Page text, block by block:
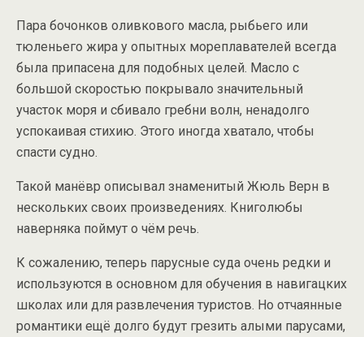
Пара бочонков оливкового масла, рыбьего или
тюленьего жира у опытных мореплавателей всегда
была припасена для подобных целей. Масло с
большой скоростью покрывало значительный
участок моря и сбивало гребни волн, ненадолго
успокаивая стихию. Этого иногда хватало, чтобы
спасти судно.
Такой манёвр описывал знаменитый Жюль Верн в
нескольких своих произведениях. Книголюбы
наверняка поймут о чём речь.
К сожалению, теперь парусные суда очень редки и
используются в основном для обучения в навигацких
школах или для развлечения туристов. Но отчаянные
романтики ещё долго будут грезить алыми парусами,